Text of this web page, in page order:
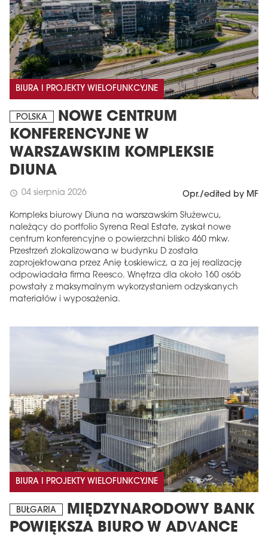
BIURA I PROJEKTY WIELOFUNKCYJNE
POLSKA
NOWE CENTRUM
KONFERENCYJNE W
WARSZAWSKIM KOMPLEKSIE
DIUNA
schedule 04 sierpnia 2026 Opr./edited by MF
Kompleks biurowy Diuna na warszawskim Służewcu,
należący do portfolio Syrena Real Estate, zyskał nowe
centrum konferencyjne o powierzchni blisko 460 mkw.
Przestrzeń zlokalizowana w budynku D została
zaprojektowana przez Anię Łoskiewicz, a za jej realizację
odpowiadała firma Reesco. Wnętrza dla około 160 osób
powstały z maksymalnym wykorzystaniem odzyskanych
materiałów i wyposażenia.
BIURA I PROJEKTY WIELOFUNKCYJNE
BUŁGARIA
MIĘDZYNARODOWY BANK
POWIĘKSZA BIURO W ADVANCE